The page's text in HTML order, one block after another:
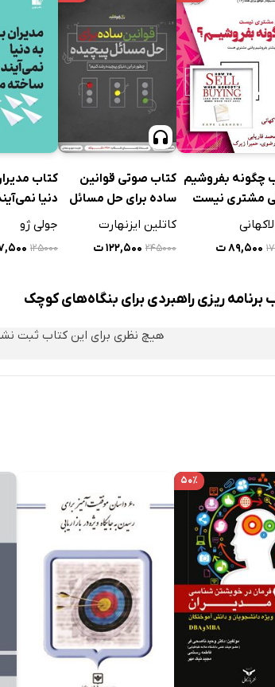
چگونه بفروشیم
مشتری نیست
۸۹,۵۰۰ ت
کتاب صوتی قوانین
ساده برای حل مسائل
پیچیده
کاتلین ایزنهارت
۲۴۵۰۰۰ ۱۲۲,۵۰۰ ت
کتاب
دنیا
می‌شوند
جولی ژو
۱۲۵۰۰۰
برنامه ریزی راهبردی برای بنگاه‌های کوچک
هیچ نظری برای این کتاب ثبت
۵۰٪